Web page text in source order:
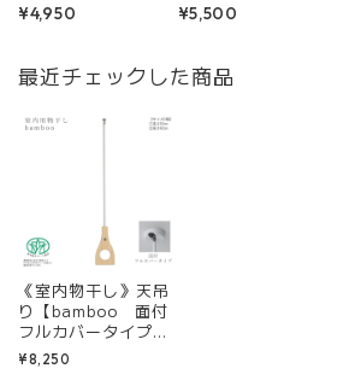
m、65cm／カ
¥4,950
さ：55cm、65cm／
¥5,500
最近チェックした商品
《室内物干し》天吊
り【bamboo 面付
フルカバータイプ】
（高さ：52cm／62
cm）
¥8,250